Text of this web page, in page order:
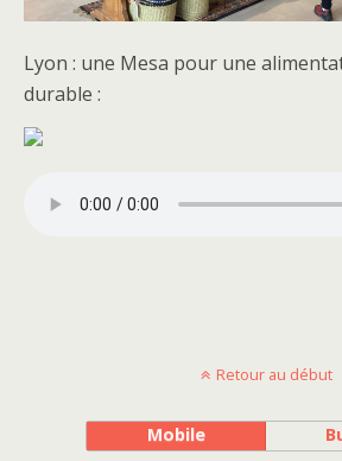
Lyon : une Mesa pour une
durable :
Retour au début
Mobile